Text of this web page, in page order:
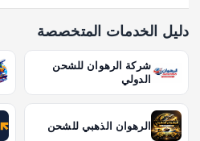
دليل الخدمات المتخصصة
شركة الرهوان للشحن
الدولي
الرهوان الذهبي للشحن